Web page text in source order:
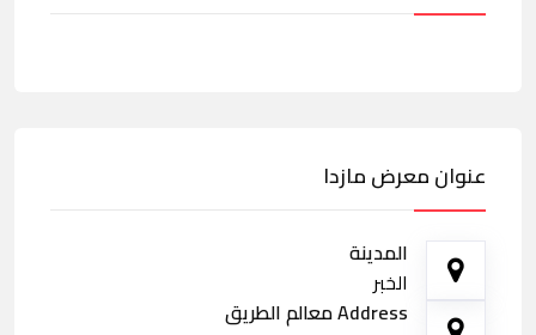
عنوان معرض مازدا
المدينة
الخبر
Address معالم الطريق